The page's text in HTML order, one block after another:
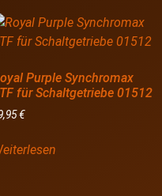
Purple Synchromax
für Schaltgetriebe 01512
€